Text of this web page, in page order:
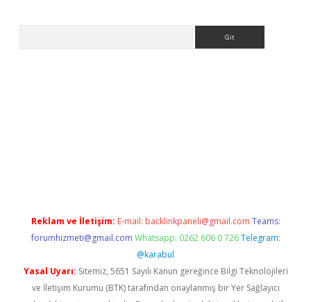
Reklam ve İletişim: E-mail: backlinkpaneli@gmail.com Teams:
forumhizmeti@gmail.com Whatsapp: 0262 606 0 726 Telegram:
@karabul
Yasal Uyarı: Sitemiz, 5651 Sayılı Kanun gereğince Bilgi Teknolojileri
ve İletişim Kurumu (BTK) tarafından onaylanmış bir Yer Sağlayıcı